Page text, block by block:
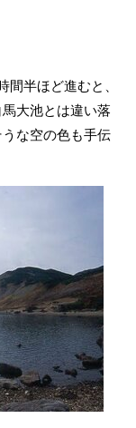
半ほど進むと、
大池とは違い落
な空の色も手伝